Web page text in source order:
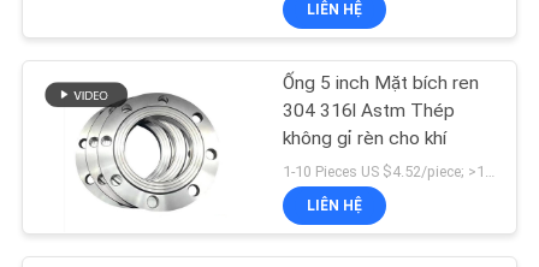
HỆ
CHÚNG
TÔI
TỨC
LIÊN HỆ
Ống 5 inch Mặt bích ren
304 316l Astm Thép
không gỉ rèn cho khí
LIÊN HỆ